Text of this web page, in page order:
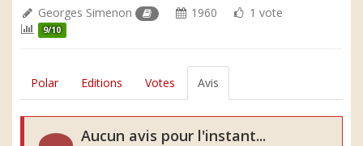
Georges Simenon 1960 1 vote
9/10
Polar Editions Votes Avis
Aucun avis pour l'instant...